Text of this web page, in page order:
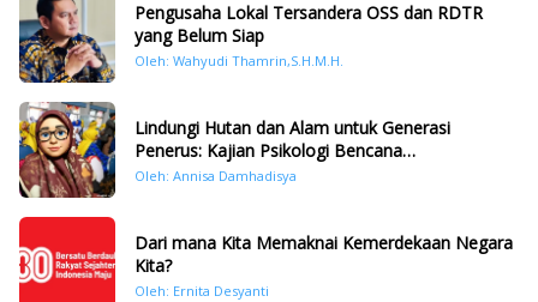
Pengusaha Lokal Tersandera OSS dan RDTR
yang Belum Siap
Oleh: Wahyudi Thamrin,S.H.M.H.
Lindungi Hutan dan Alam untuk Generasi
Penerus: Kajian Psikologi Bencana
Hidrometeorologi di Sumatera Pasca Tragedi
Oleh: Annisa Damhadisya
Dari mana Kita Memaknai Kemerdekaan Negara
Kita?
Oleh: Ernita Desyanti